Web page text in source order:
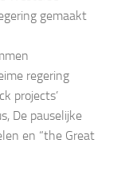
gemaakt
regering
projects’
De pauselijke
en “the Great